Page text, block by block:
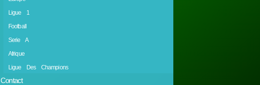
Ligue 1
Football
Serie A
Afrique
Ligue Des Champions
Contact